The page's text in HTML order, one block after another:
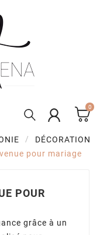
0
DÉCORATION
pour mariage
POUR
grâce à un